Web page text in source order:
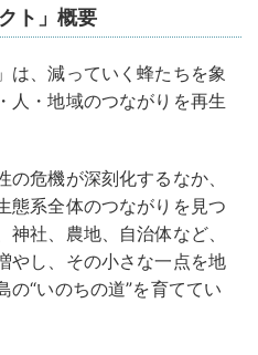
ト」概要
は、減っていく蜂たちを象
人・地域のつながりを再生
危機が深刻化するなか、
態系全体のつながりを見つ
社、農地、自治体など、
やし、その小さな一点を地
の“いのちの道”を育ててい